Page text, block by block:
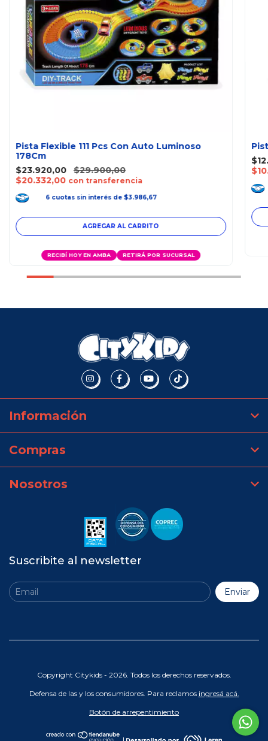
Pista Flexible 111 Pcs Con Auto Luminoso
178Cm
$23.920,00
$29.900,00
$20.332,00 con transferencia
6 cuotas sin interés de $3.986,67
RECIBÍ HOY EN AMBA RETIRÁ POR SUCURSAL
Información
Compras
Nosotros
Suscribite al newsletter
Copyright Citykids - 2026. Todos los derechos reservados.
Defensa de las y los consumidores. Para reclamos ingresá acá.
Botón de arrepentimiento